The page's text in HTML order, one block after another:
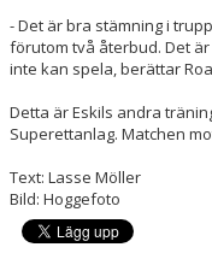
- Det är bra stämning i
förutom två återbud. Det är
inte kan spela, berättar
Detta är Eskils andra
Superettanlag. Matchen
Text: Lasse Möller
Bild: Hoggefoto